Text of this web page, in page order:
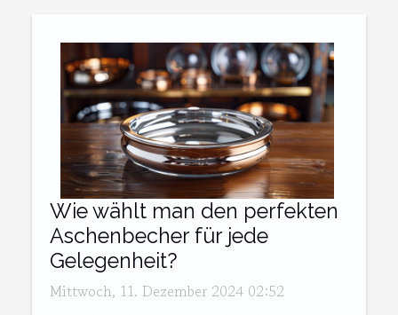
Wie wählt man den perfekten
Aschenbecher für jede
Gelegenheit?
Mittwoch, 11. Dezember 2024 02:52